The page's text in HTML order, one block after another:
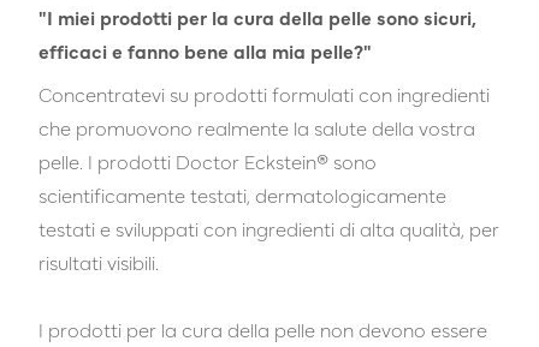
"I miei prodotti per la cura della pelle sono sicuri,
efficaci e fanno bene alla mia pelle?"
Concentratevi su prodotti formulati con ingredienti
che promuovono realmente la salute della vostra
pelle. I prodotti Doctor Eckstein® sono
scientificamente testati, dermatologicamente
testati e sviluppati con ingredienti di alta qualità, per
risultati visibili.
I prodotti per la cura della pelle non devono essere